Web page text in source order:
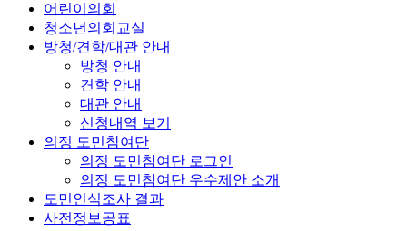
어린이의회
청소년의회교실
방청/견학/대관 안내
방청 안내
견학 안내
대관 안내
신청내역 보기
의정 도민참여단
의정 도민참여단 로그인
의정 도민참여단 우수제안 소개
도민인식조사 결과
사전정보공표